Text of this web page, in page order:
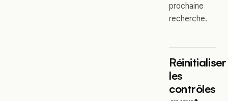
prochaine
recherche.
Réinitialiser
les
contrôles